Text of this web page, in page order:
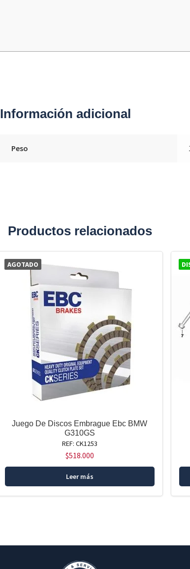
Información adicional
Peso
Productos relacionados
AGOTADO
Juego De Discos Embrague Ebc BMW
G310GS
REF: CK1253
$518.000
Leer más